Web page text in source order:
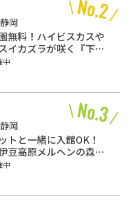
静岡
無料！ハイビスカスや
イカズラが咲く『下賀
帯植物園』で南国気分
中
静岡
トと一緒に入館OK！
伊豆高原メルヘンの森美
』をご紹介
中